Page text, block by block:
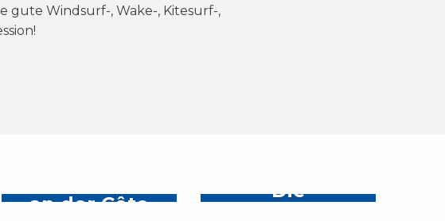
gute Windsurf-, Wake-, Kitesurf-,
an der Côte
Die